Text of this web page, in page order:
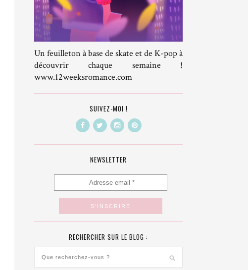
Un feuilleton à base de skate et de K-pop à
découvrir chaque semaine !
www.12weeksromance.com
SUIVEZ-MOI !
NEWSLETTER
RECHERCHER SUR LE BLOG :